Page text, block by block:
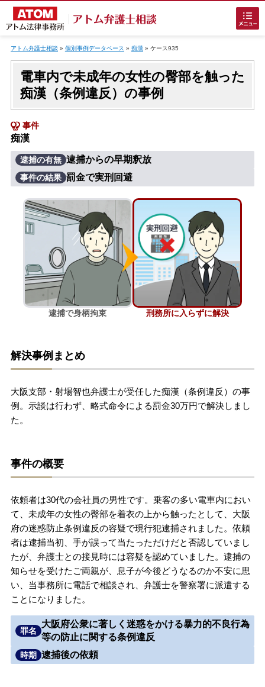
刑事事件でお困りの方
刑事事件の無料相談
接見・面会を弁護士に依頼
刑事事件を示談で解決したい
弁護士紹介
弁護士費用
解決実績
ご依頼者からのお手紙
無料相談の口コミ評判
刑事事件について
刑事事件データベース
アトム弁護士相談 » 個別事例データベース » 痴漢» ケース935
電車内で未成年の女性の臀部を触った
痴漢（条例違反）の事例
事件
痴漢
逮捕の有無 逮捕からの早期釈放
事件の結果 罰金で実刑回避
逮捕で身柄拘束 刑務所に入らずに解決
解決事例まとめ
大阪支部・射場智也弁護士が受任した痴漢（条例違反）の事
例。示談は行わず、略式命令による罰金30万円で解決しまし
た。
事件の概要
依頼者は30代の会社員の男性です。乗客の多い電車内におい
て、未成年の女性の臀部を着衣の上から触ったとして、大阪
府の迷惑防止条例違反の容疑で現行犯逮捕されました。依頼
者は逮捕当初、手が誤って当たっただけだと否認していまし
たが、弁護士との接見時には容疑を認めていました。逮捕の
知らせを受けたご両親が、息子が今後どうなるのか不安に思
い、当事務所に電話で相談され、弁護士を警察署に派遣する
ことになりました。
罪名
大阪府公衆に著しく迷惑をかける暴力的不良行為
等の防止に関する条例違反
時期 逮捕後の依頼